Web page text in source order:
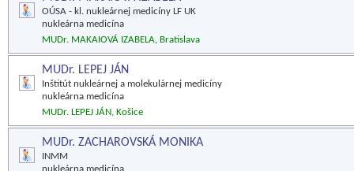
OÚSA - kl. nukleárnej medicíny LF UK
nukleárna medicína
MUDr. MAKAIOVÁ IZABELA, Bratislava
MUDr. LEPEJ JÁN
Inštitút nukleárnej a molekulárnej medicíny
nukleárna medicína
MUDr. LEPEJ JÁN, Košice
MUDr. ZACHAROVSKÁ MONIKA
INMM